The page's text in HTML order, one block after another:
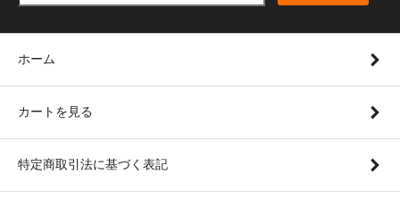
ホーム
カートを見る
特定商取引法に基づく表記